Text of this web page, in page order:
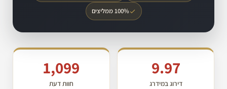
100% ממליצים
9.97
דירוג במידרג
1,099
חוות דעת